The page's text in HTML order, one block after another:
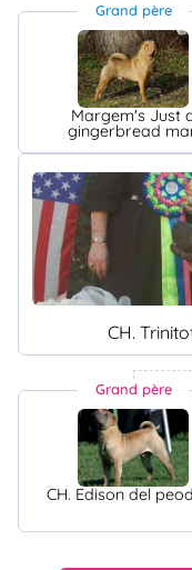
Grand père
Margem's Just
gingerbread
CH.
Grand père
CH. Edison del